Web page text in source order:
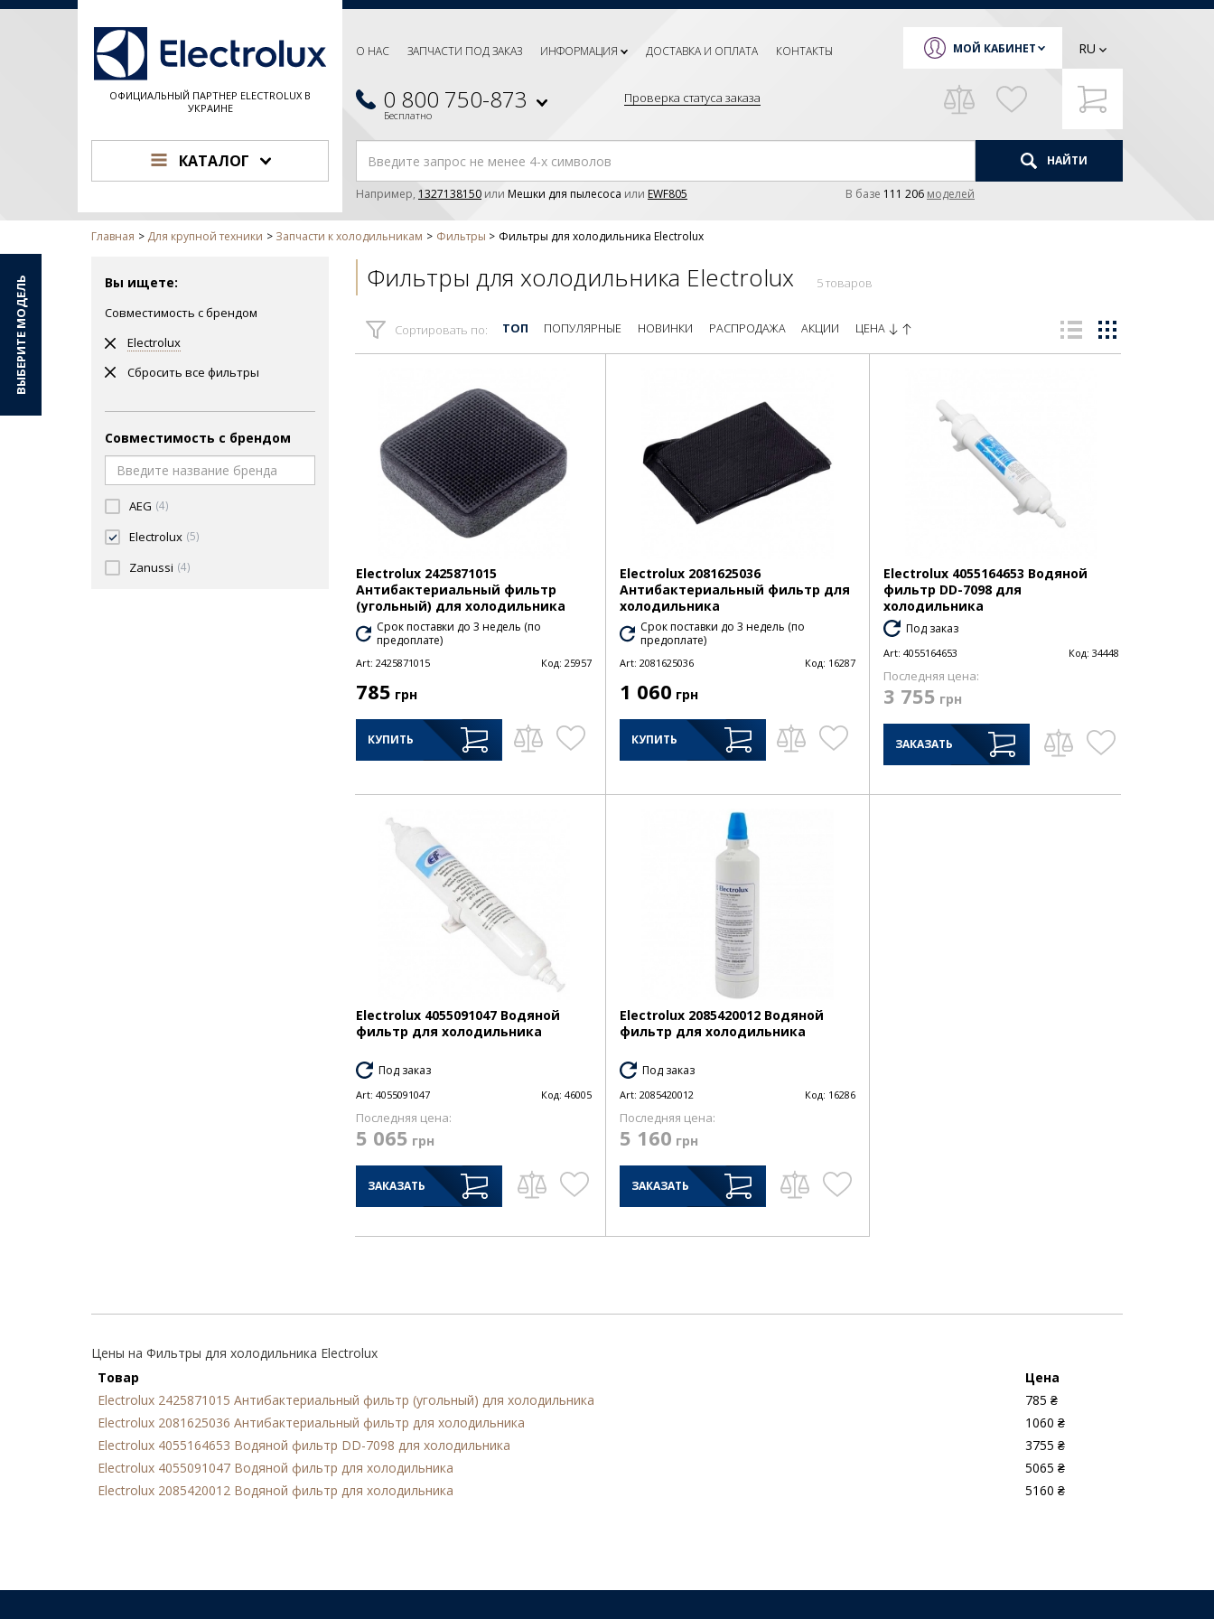
ОФИЦИАЛЬНЫЙ ПАРТНЕР ELECTROLUX В
УКРАИНЕ
О НАС ЗАПЧАСТИ ПОД ЗАКАЗ ИНФОРМАЦИЯ ДОСТАВКА И ОПЛАТА КОНТАКТЫ
0 800 750-873
Бесплатно
Проверка статуса заказа
МОЙ КАБИНЕТ RU
КАТАЛОГ НАЙТИ
Например, 1327138150 или Мешки для пылесоса или EWF805 В базе 111 206 моделей
Главная Для крупной техники Запчасти к холодильникам Фильтры Фильтры для холодильника Electrolux
Вы ищете:
Совместимость с брендом
Electrolux
Сбросить все фильтры
Совместимость с брендом
AEG (4)
Electrolux (5)
Zanussi (4)
Фильтры для холодильника Electrolux 5 товаров
Сортировать по: ТОП ПОПУЛЯРНЫЕ НОВИНКИ РАСПРОДАЖА АКЦИИ ЦЕНА
Electrolux 2425871015
Антибактериальный фильтр
(угольный) для холодильника
Срок поставки до 3 недель (по
предоплате)
Art: 2425871015 Код: 25957
785 грн
КУПИТЬ
Electrolux 2081625036
Антибактериальный фильтр для
холодильника
Срок поставки до 3 недель (по
предоплате)
Art: 2081625036 Код: 16287
1 060 грн
КУПИТЬ
Electrolux 4055164653 Водяной
фильтр DD-7098 для
холодильника
Под заказ
Art: 4055164653 Код: 34448
Последняя цена:
3 755 грн
ЗАКАЗАТЬ
Electrolux 4055091047 Водяной
фильтр для холодильника
Под заказ
Art: 4055091047 Код: 46005
Последняя цена:
5 065 грн
ЗАКАЗАТЬ
Electrolux 2085420012 Водяной
фильтр для холодильника
Под заказ
Art: 2085420012 Код: 16286
Последняя цена:
5 160 грн
ЗАКАЗАТЬ
Цены на Фильтры для холодильника Electrolux
Товар
Цена
Electrolux 2425871015 Антибактериальный фильтр (угольный) для холодильника
785 ₴
Electrolux 2081625036 Антибактериальный фильтр для холодильника
1060 ₴
Electrolux 4055164653 Водяной фильтр DD-7098 для холодильника
3755 ₴
Electrolux 4055091047 Водяной фильтр для холодильника
5065 ₴
Electrolux 2085420012 Водяной фильтр для холодильника
5160 ₴
ВЫБЕРИТЕ МОДЕЛЬ